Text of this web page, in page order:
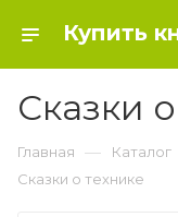
Сказки
Главная — Каталог
Сказки о технике